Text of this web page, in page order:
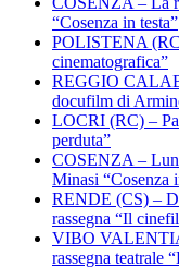
“Cosenza in testa”
POLISTENA
cinematografica”
REGGIO
docufilm di
LOCRI (RC) –
perduta”
COSENZA –
Minasi “Cosenza
RENDE (CS) –
rassegna “Il
VIBO
rassegna teatrale